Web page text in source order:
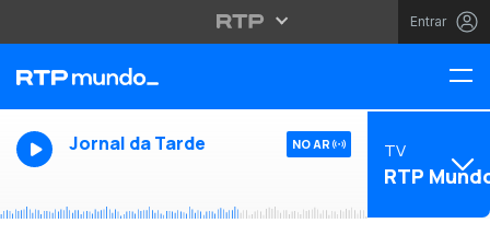
Entrar
Jornal da Tarde NO AR TV
RTP